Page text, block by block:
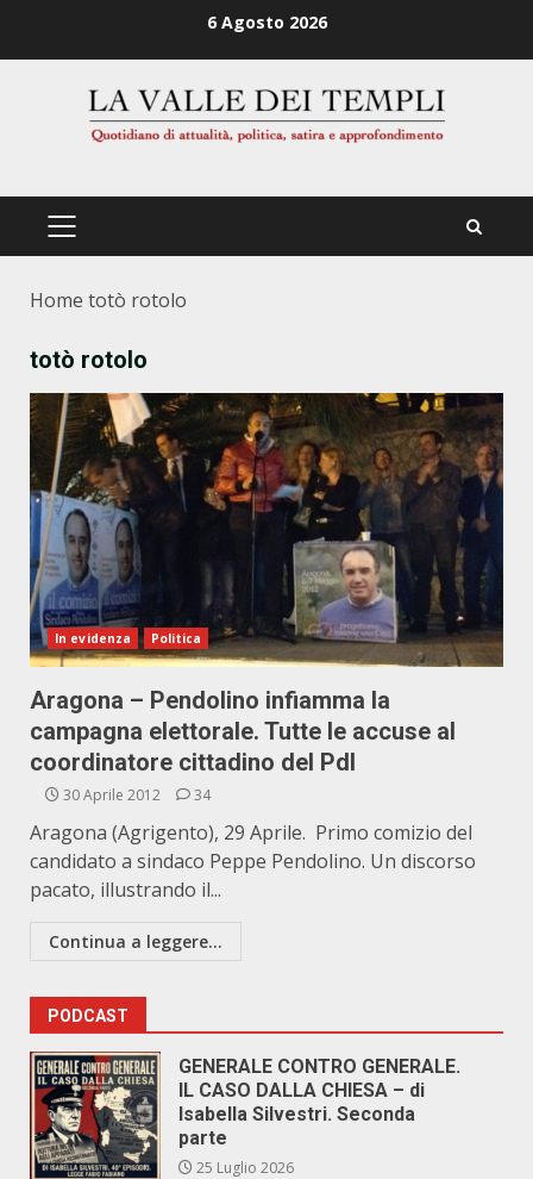
6 Agosto 2026
PRIMÄRES
Home totò rotolo
totò rotolo
In evidenza Politica
Aragona – Pendolino infiamma la
campagna elettorale. Tutte le accuse al
coordinatore cittadino del Pdl
30 Aprile 2012 34
Aragona (Agrigento), 29 Aprile. Primo comizio del
candidato a sindaco Peppe Pendolino. Un discorso
pacato, illustrando il...
Continua a leggere...
PODCAST
GENERALE CONTRO GENERALE.
IL CASO DALLA CHIESA – di
Isabella Silvestri. Seconda
parte
25 Luglio 2026